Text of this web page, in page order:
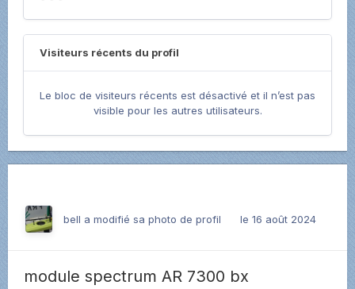
Visiteurs récents du profil
Le bloc de visiteurs récents est désactivé et il n’est pas
visible pour les autres utilisateurs.
bell a modifié sa photo de profil le 16 août 2024
module spectrum AR 7300 bx